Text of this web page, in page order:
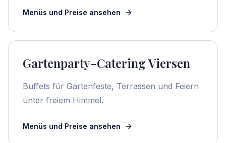
Menüs und Preise ansehen
Gartenparty-Catering Viersen
Buffets für Gartenfeste, Terrassen und Feiern
unter freiem Himmel.
Menüs und Preise ansehen